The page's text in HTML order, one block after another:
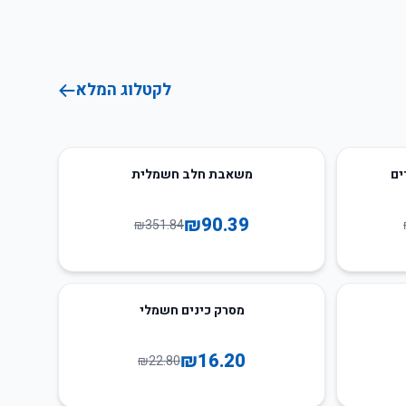
לקטלוג המלא
משאבת חלב חשמלית
₪90.39
₪351.84
מסרק כינים חשמלי
₪16.20
₪22.80